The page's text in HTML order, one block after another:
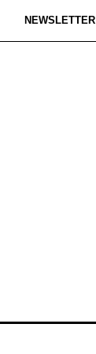
NEWSLETTER